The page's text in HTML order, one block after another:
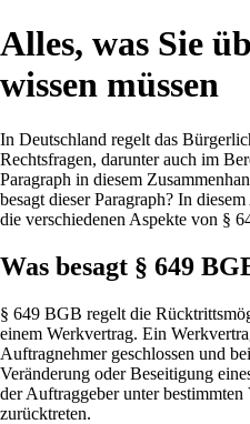
Alles, was Sie
wissen müssen
In Deutschland regelt das
Rechtsfragen, darunter auch im
Paragraph in diesem
besagt dieser Paragraph? In
die verschiedenen Aspekte von §
Was besagt § 649
§ 649 BGB regelt die
einem Werkvertrag. Ein
Auftragnehmer geschlossen und
Veränderung oder Beseitigung
der Auftraggeber unter
zurücktreten.